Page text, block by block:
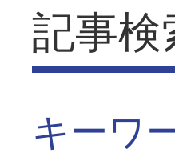
記事検
キーワ